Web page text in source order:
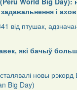
і
від птушак,
які бачыў
новы рэкорд
Big Day)